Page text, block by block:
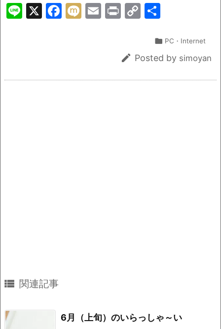
Li X
F
M E
Pr C
y
 PC・Internet
 Posted by simoyan
 関連記事
6月（上旬）のいらっしゃ～い